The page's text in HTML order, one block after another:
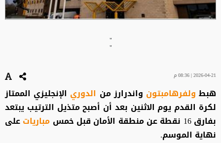
"
"
2026-04-21 | 08:36 م
هبطولفرهامبتون واندرارز من الدوري الإنجليزي الممتاز
لكرة القدم يوم الاثنين بعد أن أصبح متذيل الترتيب يبتعد
بفارق 16 نقطة عن منطقة الأمان قبل خمس
مبارياتعلى
نهاية الموسم.